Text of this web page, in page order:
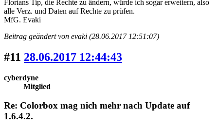
Florians Tip, die Rechte zu ändern, würde ich sogar erweitern, also
alle Verz. und Daten auf Rechte zu prüfen.
MfG. Evaki
Beitrag geändert von evaki (28.06.2017 12:51:07)
#11 28.06.2017 12:44:43
cyberdyne
Mitglied
Re: Colorbox mag nich mehr nach Update auf
1.6.4.2.